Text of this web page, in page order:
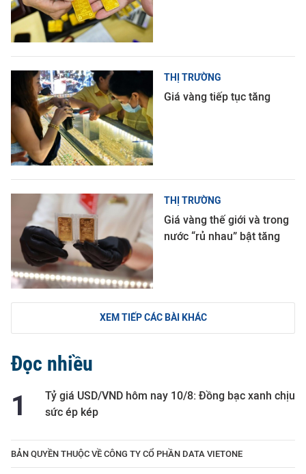
THỊ TRƯỜNG
Giá vàng tiếp tục tăng
THỊ TRƯỜNG
Giá vàng thế giới và trong
nước “rủ nhau” bật tăng
XEM TIẾP CÁC BÀI KHÁC
Đọc nhiều
Tỷ giá USD/VND hôm nay 10/8: Đồng bạc xanh chịu
sức ép kép
BẢN QUYỀN THUỘC VỀ CÔNG TY CỔ PHẦN DATA VIETONE